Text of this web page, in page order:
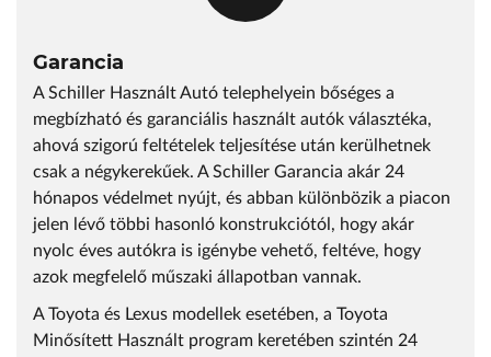
Garancia
A Schiller Használt Autó telephelyein bőséges a
megbízható és garanciális használt autók választéka,
ahová szigorú feltételek teljesítése után kerülhetnek
csak a négykerekűek. A Schiller Garancia akár 24
hónapos védelmet nyújt, és abban különbözik a piacon
jelen lévő többi hasonló konstrukciótól, hogy akár
nyolc éves autókra is igénybe vehető, feltéve, hogy
azok megfelelő műszaki állapotban vannak.
A Toyota és Lexus modellek esetében, a Toyota
Minősített Használt program keretében szintén 24